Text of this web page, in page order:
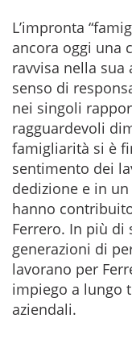
L’impronta
ancora oggi una
ravvisa nella
senso di
nei singoli
ragguardevoli
famigliarità si è
sentimento dei
dedizione e in
hanno
Ferrero. In più di
generazioni di
lavorano per
impiego a lungo
aziendali.